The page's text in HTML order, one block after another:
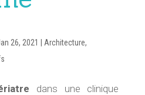
26, 2021 Architecture,
dans une clinique